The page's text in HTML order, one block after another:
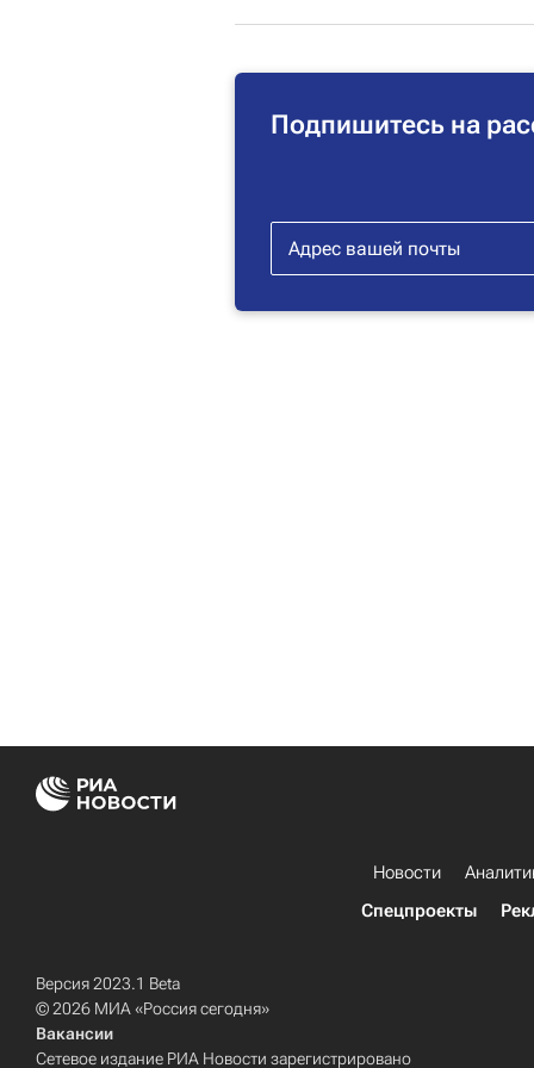
Подпишитесь на
Новости
Спецпроекты
Версия 2023.1 Beta
© 2026 МИА «Россия сегодня»
Вакансии
Сетевое издание РИА Новости зарегистрировано